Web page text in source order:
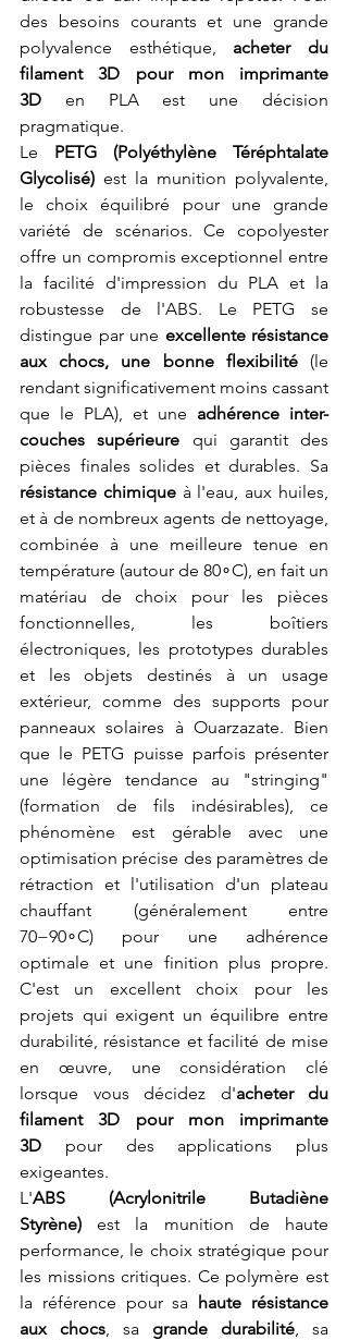
des besoins courants et une grande
polyvalence esthétique, acheter du
filament 3D pour mon imprimante
3D en PLA est une décision
pragmatique.
Le PETG (Polyéthylène Téréphtalate
Glycolisé) est la munition polyvalente,
le choix équilibré pour une grande
variété de scénarios. Ce copolyester
offre un compromis exceptionnel entre
la facilité d'impression du PLA et la
robustesse de l'ABS. Le PETG se
distingue par une excellente résistance
aux chocs, une bonne flexibilité (le
rendant significativement moins cassant
que le PLA), et une adhérence inter-
couches supérieure qui garantit des
résistance chimique à l'eau, aux huiles,
et à de nombreux agents de nettoyage,
combinée à une meilleure tenue en
température (autour de 80∘C), en fait un
matériau de choix pour les pièces
fonctionnelles, les boîtiers
électroniques, les prototypes durables
et les objets destinés à un usage
extérieur, comme des supports pour
panneaux solaires à Ouarzazate. Bien
que le PETG puisse parfois présenter
une légère tendance au "stringing"
(formation de fils indésirables), ce
phénomène est gérable avec une
optimisation précise des paramètres de
rétraction et l'utilisation d'un plateau
chauffant (généralement entre
70−90∘C) pour une adhérence
optimale et une finition plus propre.
C'est un excellent choix pour les
projets qui exigent un équilibre entre
durabilité, résistance et facilité de mise
en œuvre, une considération clé
lorsque vous décidez d'acheter du
filament 3D pour mon imprimante
3D pour des applications plus
exigeantes.
L'ABS (Acrylonitrile Butadiène
Styrène) est la munition de haute
performance, le choix stratégique pour
les missions critiques. Ce polymère est
la référence pour sa haute résistance
aux chocs , sa grande durabilité